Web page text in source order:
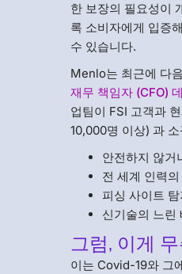
한 보장의 필요성이
록 소비자에게 입증
수 있습니다.
Menlo는 최근에 다
재무 책임자 (CFO)
업팀이 FSI 고객과
10,000명 이상) 과
안전하지 않거
전 세계 인력
피싱 사이트
신기술의 느린
그럼, 이게
이는 Covid-19와 그